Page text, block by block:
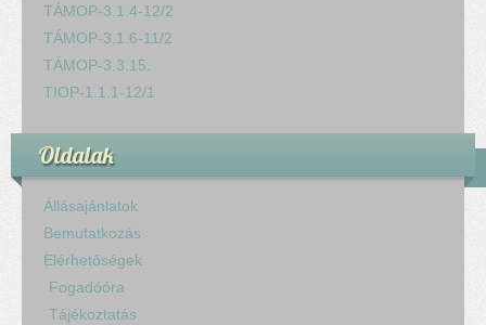
TÁMOP-3.1.4-12/2
TÁMOP-3.1.6-11/2
TÁMOP-3.3.15.
TIOP-1.1.1-12/1
Oldalak
Állásajánlatok
Bemutatkozás
Elérhetőségek
Fogadóóra
Tájékoztatás